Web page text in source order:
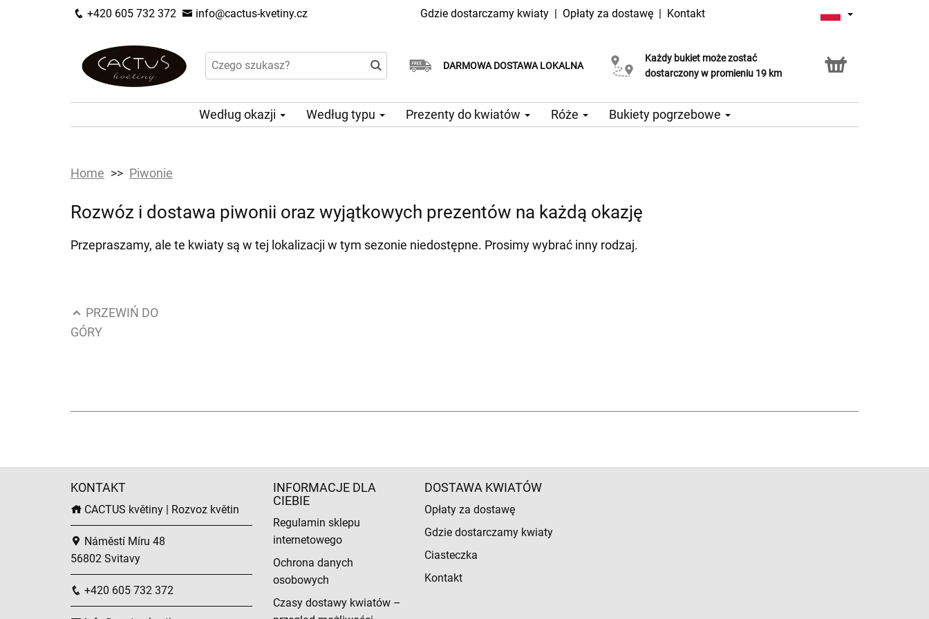
+420 605 732 372 info@cactus-kvetiny.cz Gdzie dostarczamy kwiaty | Opłaty za dostawę | Kontakt
DARMOWA DOSTAWA LOKALNA
Dostawa tego samego dnia
Wybierz datę dostawy
Każdy bukiet może zostać
dostarczony w promieniu 19 km
Usługa Click & Collect
Według okazji Według typu Prezenty do kwiatów Róże Bukiety pogrzebowe
Home Piwonie
Rozwóz i dostawa piwonii oraz wyjątkowych prezentów na każdą okazję
Przepraszamy, ale te kwiaty są w tej lokalizacji w tym sezonie niedostępne. Prosimy wybrać inny rodzaj.
PRZEWIŃ DO
GÓRY
KONTAKT
CACTUS květiny | Rozvoz květin
Náměstí Míru 48
56802 Svitavy
+420 605 732 372
INFORMACJE DLA
CIEBIE
Regulamin sklepu
internetowego
Ochrona danych
osobowych
Czasy dostawy kwiatów –
DOSTAWA KWIATÓW
Opłaty za dostawę
Gdzie dostarczamy kwiaty
Ciasteczka
Kontakt